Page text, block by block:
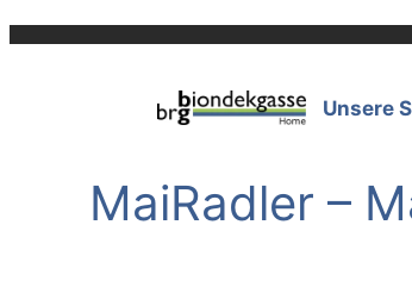
Zum
Inhalt
Unsere
MaiRadler –